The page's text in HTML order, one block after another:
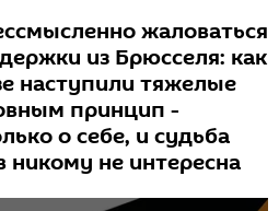
жаловаться
из Брюсселя: как
наступили тяжелые
принцип -
о себе, и судьба
никому не интересна